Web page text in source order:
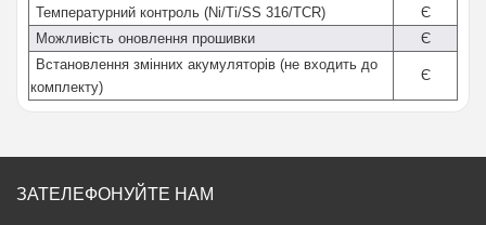
Температурний контроль (Ni/Ti/SS 316/TCR)
Є
Можливість оновлення прошивки
Є
Встановлення змінних акумуляторів (не входить до
комплекту)
Є
ЗАТЕЛЕФОНУЙТЕ НАМ